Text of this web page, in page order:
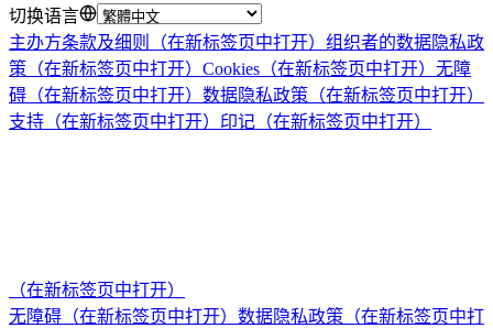
切换语言
主办方条款及细则
（在新标签页中打开） 组织者的数据隐私政
策 （在新标签页中打开） Cookies （在新标签页中打开） 无障
碍 （在新标签页中打开） 数据隐私政策 （在新标签页中打开）
支持 （在新标签页中打开） 印记 （在新标签页中打开）
（在新标签页中打开）
无障碍 （在新标签页中打开） 数据隐私政策 （在新标签页中打